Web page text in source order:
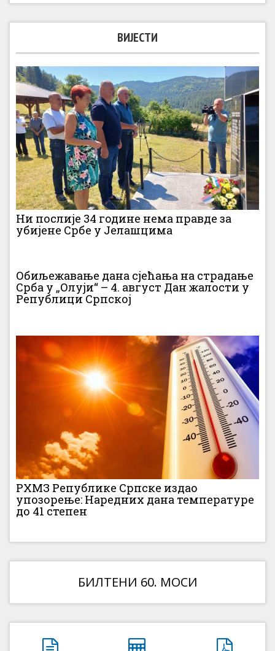
ВИЈЕСТИ
Ни послије 34 године нема правде за
убијене Србе у Јелашцима
Обиљежавање дана сјећања на страдање
Срба у „Олуји“ – 4. август Дан жалости у
Републици Српској
РХМЗ Републике Српске издао
упозорење: Наредних дана температуре
до 41 степен
БИЛТЕНИ 60. МОСИ